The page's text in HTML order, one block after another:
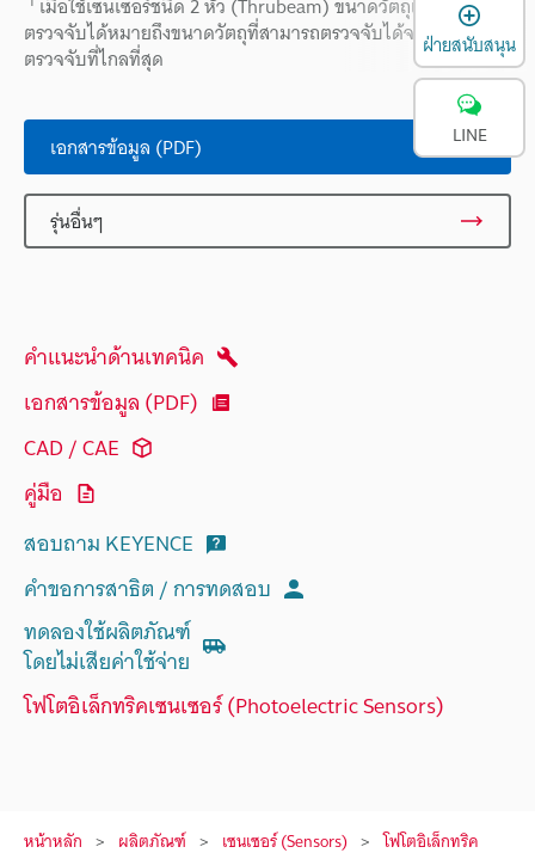
ตรวจจับได้หมายถึงขนาดวัตถุที่สามารถตรวจจับได้จากระยะการ
ตรวจจับที่ไกลที่สุด
เอกสารข้อมูล (PDF)
รุ่นอื่นๆ
คำแนะนำด้านเทคนิค
เอกสารข้อมูล (PDF)
CAD / CAE
คู่มือ
สอบถาม KEYENCE
คำขอการสาธิต / การทดสอบ
ทดลองใช้ผลิตภัณฑ์
โดยไม่เสียค่าใช้จ่าย
โฟโตอิเล็กทริคเซนเซอร์ (Photoelectric Sensors)
หน้าหลัก ผลิตภัณฑ์ เซนเซอร์ (Sensors) โฟโตอิเล็กทริค
ฝ่ายสนับสนุน
LINE